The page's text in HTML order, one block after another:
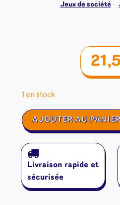
Jeux de société
1 en stock
quantité
de
Guerre
des
Moutons
AJOUTER AU
Livraison rapide et
sécurisée